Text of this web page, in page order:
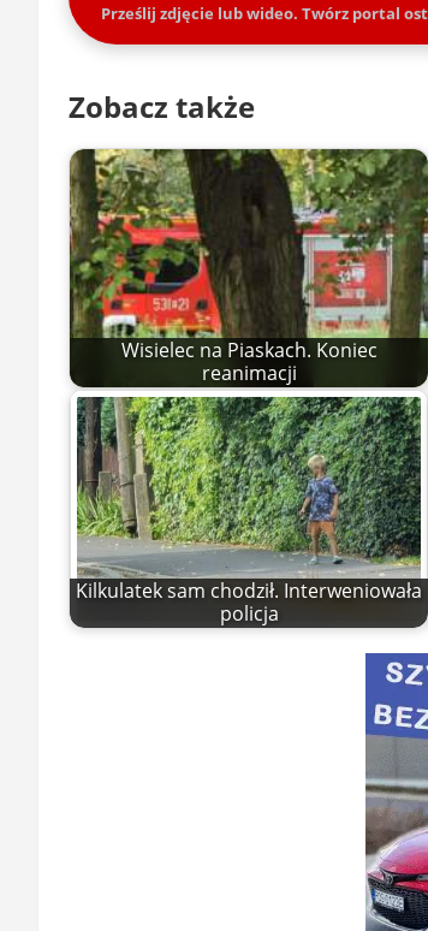
Prześlij zdjęcie lub wideo. Twórz portal
Zobacz także
Wisielec na Piaskach. Koniec
reanimacji
Kilkulatek sam chodził. Interweniowała
policja